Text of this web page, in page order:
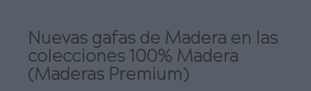
Nuevas gafas de Madera en las
colecciones 100% Madera
(Maderas Premium)